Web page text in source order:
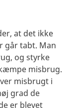
at det ikke
går tabt. Man
og styrke
misbrug.
misbrugt i
grad de
er blevet